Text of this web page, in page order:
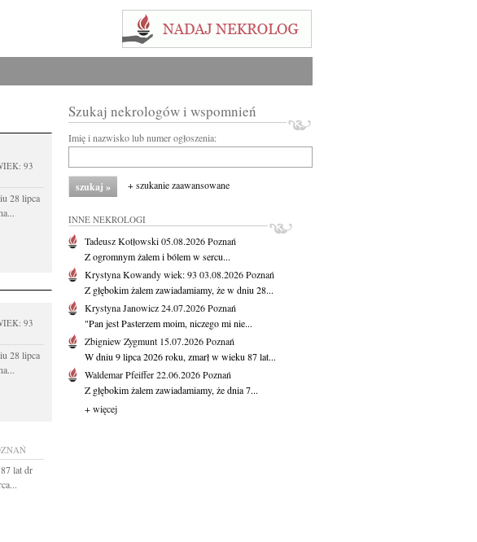
93
28 lipca
93
28 lipca
lat dr
Szukaj nekrologów i wspomnień
Imię i nazwisko lub numer ogłoszenia:
+ szukanie zaawansowane
INNE NEKROLOGI
Tadeusz Kotłowski05.08.2026Poznań
Z ogromnym żalem i bólem w sercu...
Krystyna Kowandywiek: 93 03.08.2026Poznań
Z głębokim żalem zawiadamiamy, że w dniu 28...
Krystyna Janowicz24.07.2026Poznań
"Pan jest Pasterzem moim, niczego mi nie...
Zbigniew Zygmunt 15.07.2026Poznań
W dniu 9 lipca 2026 roku, zmarł w wieku 87 lat...
Waldemar Pfeiffer22.06.2026Poznań
Z głębokim żalem zawiadamiamy, że dnia 7...
+ więcej